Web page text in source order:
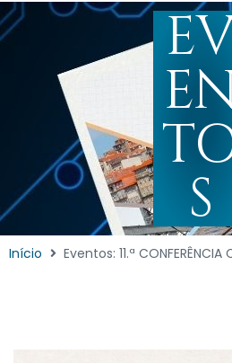
S
Início Eventos: 11.ª